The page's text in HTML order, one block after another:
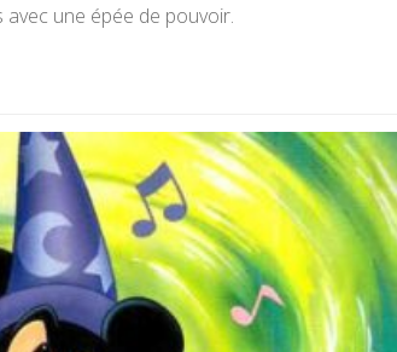
une épée de pouvoir.